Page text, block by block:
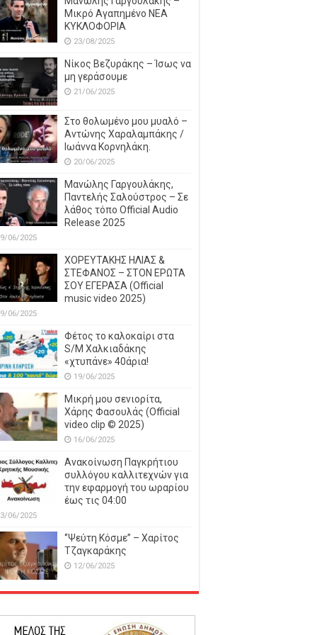
Μικρό Αγαπημένο NEΑ
ΚΥΚΛΟΦΟΡΙΑ
23/08/2025
Νίκος Βεζυράκης – Ίσως να
μη γεράσουμε
21/06/2025
Στο θολωμένο μου μυαλό –
Αντώνης Χαραλαμπάκης /
Ιωάννα Κορνηλάκη.
20/06/2025
Μανώλης Γαργουλάκης,
Παντελής Σαλούστρος – Σε
λάθος τόπο Official Audio
Release 2025
06/2025
ΧΟΡΕΥΤΑΚΗΣ ΗΛΙΑΣ &
ΣΤΕΦΑΝΟΣ – ΣΤΟΝ ΕΡΩΤΑ
ΣΟΥ ΕΓΕΡΑΣΑ (Official
music video 2025)
06/2025
Φέτος το καλοκαίρι στα
S/M Χαλκιαδάκης
«χτυπάνε» 40άρια!
19/06/2025
Μικρή μου σενιορίτα,
Χάρης Φασουλάς (Official
video clip © 2025)
16/06/2025
Ανακοίνωση Παγκρήτιου
συλλόγου καλλιτεχνών για
την εφαρμογή του ωραρίου
έως τις 04:00
06/2025
‘’Ψεύτη Κόσμε’’ – Χαρίτος
Τζαγκαράκης
12/06/2025